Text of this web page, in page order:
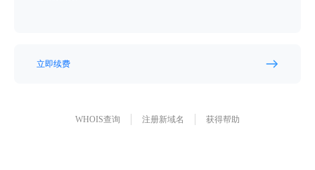
立即续费
WHOIS查询 注册新域名 获得帮助